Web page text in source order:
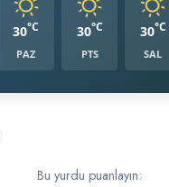
30°C
PAZ
30°C
PTS
30°C
SAL
Bu yurdu puanlayın: